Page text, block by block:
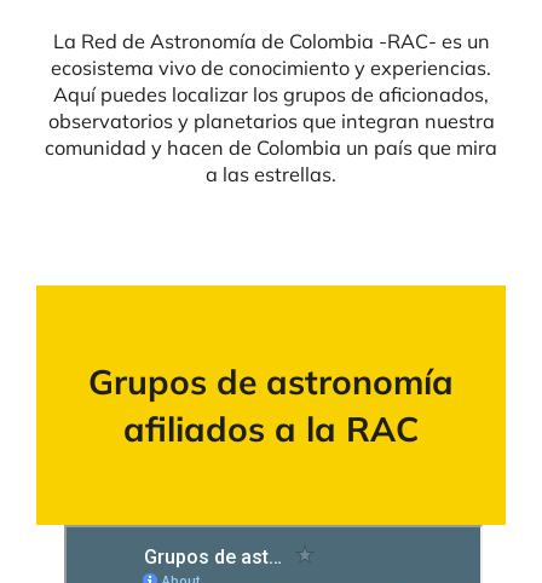
La Red de Astronomía de Colombia -RAC- es un
ecosistema vivo de conocimiento y experiencias.
Aquí puedes localizar los grupos de aficionados,
observatorios y planetarios que integran nuestra
comunidad y hacen de Colombia un país que mira
a las estrellas.
Grupos de astronomía
afiliados a la RAC